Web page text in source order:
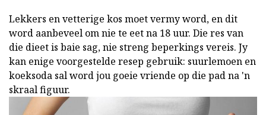
Lekkers en vetterige kos moet vermy word, en dit
word aanbeveel om nie te eet na 18 uur. Die res van
die dieet is baie sag, nie streng beperkings vereis. Jy
kan enige voorgestelde resep gebruik: suurlemoen en
koeksoda sal word jou goeie vriende op die pad na 'n
skraal figuur.